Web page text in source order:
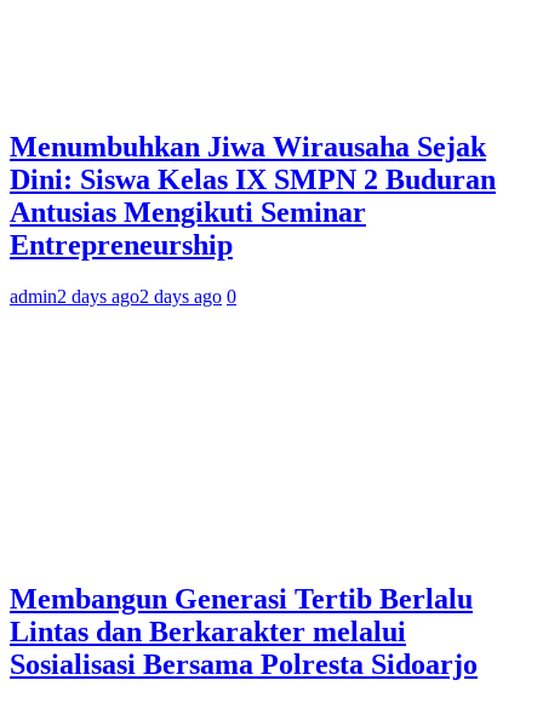
Menumbuhkan Jiwa Wirausaha Sejak
Dini: Siswa Kelas IX SMPN 2 Buduran
Antusias Mengikuti Seminar
Entrepreneurship
admin2 days ago2 days ago 0
Membangun Generasi Tertib Berlalu
Lintas dan Berkarakter melalui
Sosialisasi Bersama Polresta Sidoarjo